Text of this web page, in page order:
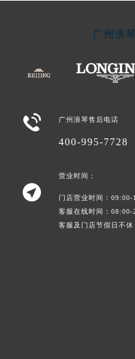
广州浪
 广州浪琴售后电话
400-995-7728

营业时间：
门店营业时间：09:00-
客服在线时间：08:00-
客服及门店节假日不休